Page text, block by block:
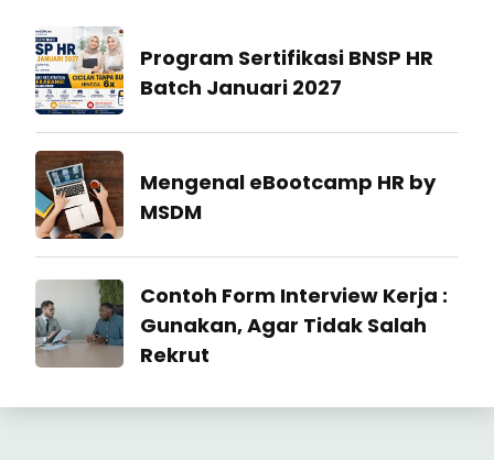
Manajemen
SDM
Program Sertifikasi BNSP HR
Batch Januari 2027
27
2026
Industrial
Relation
Mengenal eBootcamp HR by
MSDM
22
July
2026
Industrial
Contoh Form Interview Kerja :
Gunakan, Agar Tidak Salah
Rekrut
23